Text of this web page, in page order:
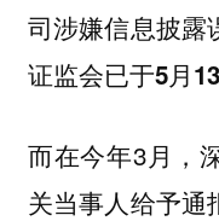
司涉嫌信息披露
证监会已于5月
而在今年3月，
关当事人给予通